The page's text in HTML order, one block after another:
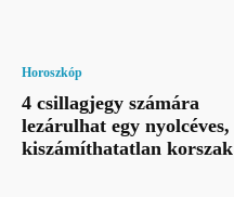
Horoszkóp
4 csillagjegy számára
lezárulhat egy nyolcéves,
kiszámíthatatlan korszak